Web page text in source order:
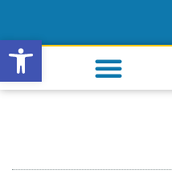
פתח